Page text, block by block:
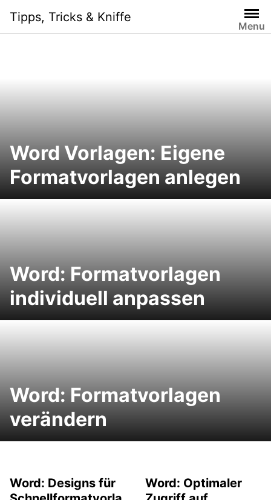
content
Tipps, Tricks & Kniffe
Menu
Word Vorlagen: Eigene
Formatvorlagen anlegen
Word: Formatvorlagen
individuell anpassen
Word: Formatvorlagen
verändern
Word: Designs für
Word: Optimaler